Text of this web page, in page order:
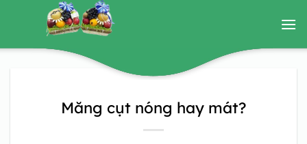
Măng cụt nóng hay mát?